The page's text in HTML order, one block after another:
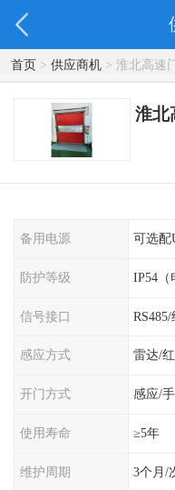
首页> 供应商机> 淮北高速
淮北
备用电源 可选配
防护等级 IP54（
信号接口
感应方式 雷达/
开门方式 感应/
使用寿命 ≥5年
维护周期 3个月/